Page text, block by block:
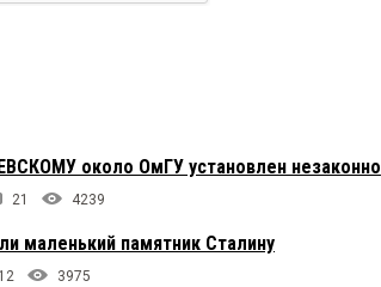
около ОмГУ установлен незаконно
21 4239
маленький памятник Сталину
12 3975